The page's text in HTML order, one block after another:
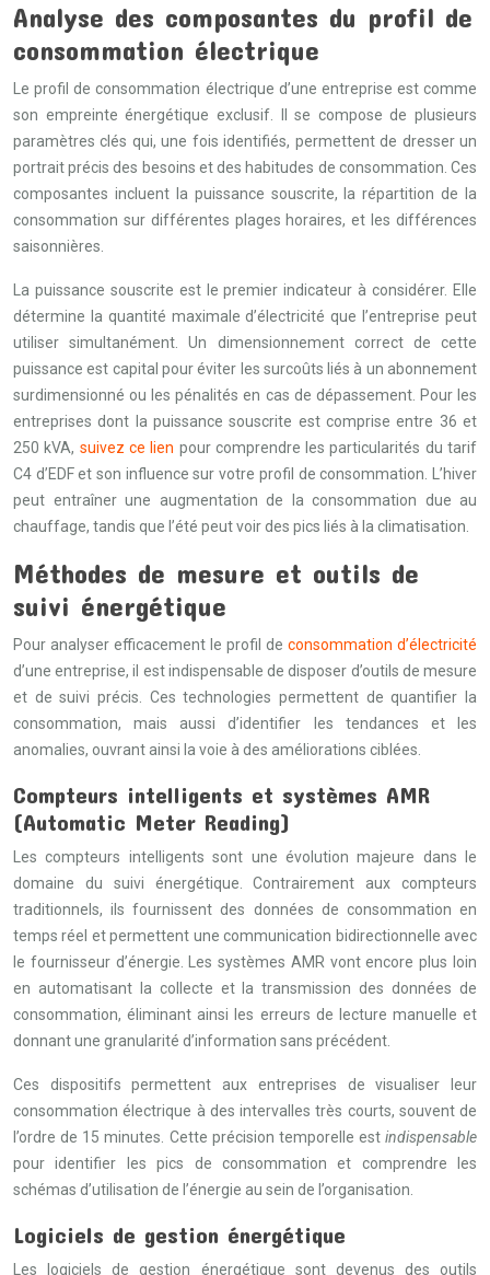
Analyse des composantes du profil de
consommation électrique
Le profil de consommation électrique d’une entreprise est comme
son empreinte énergétique exclusif. Il se compose de plusieurs
paramètres clés qui, une fois identifiés, permettent de dresser un
portrait précis des besoins et des habitudes de consommation. Ces
composantes incluent la puissance souscrite, la répartition de la
consommation sur différentes plages horaires, et les différences
saisonnières.
La puissance souscrite est le premier indicateur à considérer. Elle
détermine la quantité maximale d’électricité que l’entreprise peut
utiliser simultanément. Un dimensionnement correct de cette
puissance est capital pour éviter les surcoûts liés à un abonnement
surdimensionné ou les pénalités en cas de dépassement. Pour les
entreprises dont la puissance souscrite est comprise entre 36 et
250 kVA, suivez ce lien pour comprendre les particularités du tarif
C4 d’EDF et son influence sur votre profil de consommation. L’hiver
peut entraîner une augmentation de la consommation due au
chauffage, tandis que l’été peut voir des pics liés à la climatisation.
Méthodes de mesure et outils de
suivi énergétique
Pour analyser efficacement le profil de consommation d’électricité
d’une entreprise, il est indispensable de disposer d’outils de mesure
et de suivi précis. Ces technologies permettent de quantifier la
consommation, mais aussi d’identifier les tendances et les
anomalies, ouvrant ainsi la voie à des améliorations ciblées.
Compteurs intelligents et systèmes AMR
(Automatic Meter Reading)
Les compteurs intelligents sont une évolution majeure dans le
domaine du suivi énergétique. Contrairement aux compteurs
traditionnels, ils fournissent des données de consommation en
temps réel et permettent une communication bidirectionnelle avec
le fournisseur d’énergie. Les systèmes AMR vont encore plus loin
en automatisant la collecte et la transmission des données de
consommation, éliminant ainsi les erreurs de lecture manuelle et
donnant une granularité d’information sans précédent.
Ces dispositifs permettent aux entreprises de visualiser leur
consommation électrique à des intervalles très courts, souvent de
l’ordre de 15 minutes. Cette précision temporelle est indispensable
pour identifier les pics de consommation et comprendre les
schémas d’utilisation de l’énergie au sein de l’organisation.
Logiciels de gestion énergétique
Les logiciels de gestion énergétique sont devenus des outils